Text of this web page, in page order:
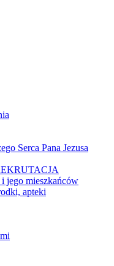
Serca Pana Jezusa
jego mieszkańców
apteki